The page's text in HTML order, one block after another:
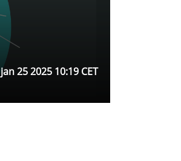
jan 25 2025 10:19 CET